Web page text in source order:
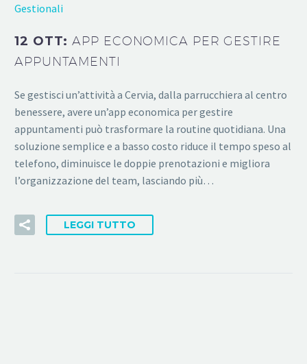
Gestionali
12 OTT:APP ECONOMICA PER GESTIRE
APPUNTAMENTI
Se gestisci un’attività a Cervia, dalla parrucchiera al centro
benessere, avere un’app economica per gestire
appuntamenti può trasformare la routine quotidiana. Una
soluzione semplice e a basso costo riduce il tempo speso al
telefono, diminuisce le doppie prenotazioni e migliora
l’organizzazione del team, lasciando più…
LEGGI TUTTO